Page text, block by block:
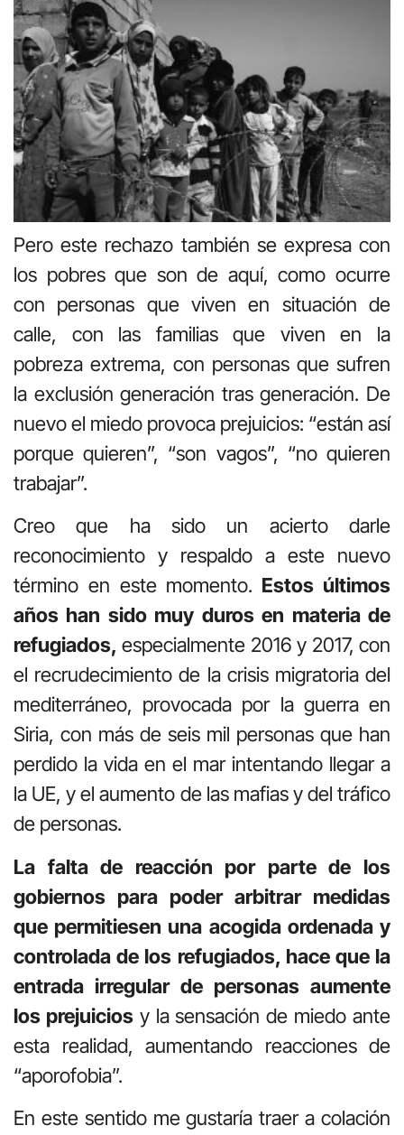
Pero este rechazo también se expresa con
los pobres que son de aquí, como ocurre
con personas que viven en situación de
calle, con las familias que viven en la
pobreza extrema, con personas que sufren
la exclusión generación tras generación. De
nuevo el miedo provoca prejuicios: “están así
porque quieren”, “son vagos”, “no quieren
trabajar”.
Creo que ha sido un acierto darle
reconocimiento y respaldo a este nuevo
término en este momento. Estos últimos
años han sido muy duros en materia de
refugiados, especialmente 2016 y 2017, con
el recrudecimiento de la crisis migratoria del
mediterráneo, provocada por la guerra en
Siria, con más de seis mil personas que han
perdido la vida en el mar intentando llegar a
la UE, y el aumento de las mafias y del tráfico
de personas.
La falta de reacción por parte de los
gobiernos para poder arbitrar medidas
que permitiesen una acogida ordenada y
controlada de los refugiados, hace que la
entrada irregular de personas aumente
los prejuiciosy la sensación de miedo ante
esta realidad, aumentando reacciones de
“aporofobia”.
En este sentido me gustaría traer a colación